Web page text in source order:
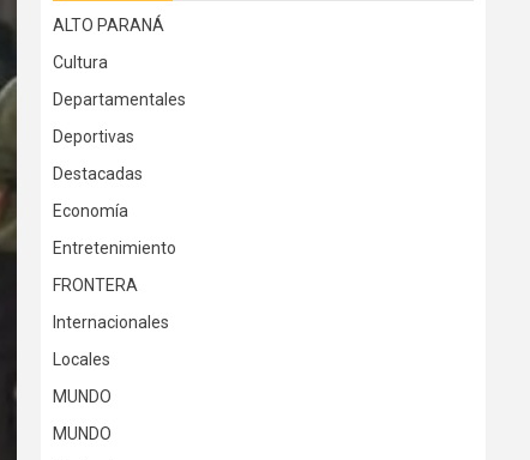
ALTO PARANÁ
Cultura
Departamentales
Deportivas
Destacadas
Economía
Entretenimiento
FRONTERA
Internacionales
Locales
MUNDO
MUNDO